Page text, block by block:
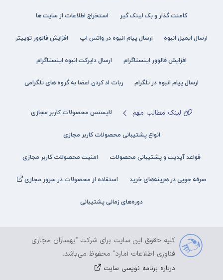
کامنت گذار و بک لینک گیر استخراج اطلاعات از سایت ها
ارسال ایمیل انبوه ارسال پیام انبوه در واتس اپ افزایش فالوور توییتر
افزایش فالوور اینستاگرام ارسال دایرکت انبوه اینستاگرام
ارسال پیام انبوه در تلگرام ربات اد کردن اعضا به گروه های تلگرامی
لینک مطالب مهم لایسنس محصولات کاربر مجازی
انواع پشتیبانی محصولات کاربر مجازی
قواعد آپدیت و پشتیبانی محصولات امنیت محصولات کاربر مجازی
صرفه جویی در هزینه‌های خرید استفاده از محصولات در سرور مجازی
دوره‌های زمانی پشتیبانی
کلیه حقوق این سایت برای شرکت "بهسازان مجازی
فناوری اطلاعات آمارد" محفوظ می‌باشد.
درباره برنامه نویسی سایت